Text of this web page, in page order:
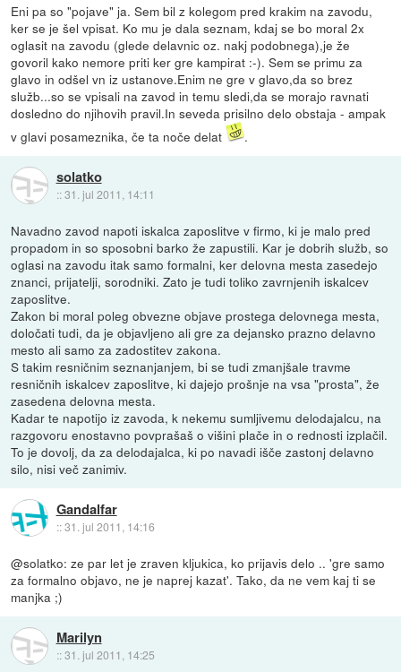
Eni pa so "pojave" ja. Sem bil z kolegom pred krakim na zavodu,
ker se je šel vpisat. Ko mu je dala seznam, kdaj se bo moral 2x
oglasit na zavodu (glede delavnic oz. nakj podobnega),je že
govoril kako nemore priti ker gre kampirat :-). Sem se primu za
glavo in odšel vn iz ustanove.Enim ne gre v glavo,da so brez
služb...so se vpisali na zavod in temu sledi,da se morajo ravnati
dosledno do njihovih pravil.In seveda prisilno delo obstaja - ampak
v glavi posameznika, če ta noče delat
.
solatko
::31. jul 2011, 14:11
Navadno zavod napoti iskalca zaposlitve v firmo, ki je malo pred
propadom in so sposobni barko že zapustili. Kar je dobrih služb, so
oglasi na zavodu itak samo formalni, ker delovna mesta zasedejo
znanci, prijatelji, sorodniki. Zato je tudi toliko zavrnjenih iskalcev
zaposlitve.
Zakon bi moral poleg obvezne objave prostega delovnega mesta,
določati tudi, da je objavljeno ali gre za dejansko prazno delavno
mesto ali samo za zadostitev zakona.
S takim resničnim seznanjanjem, bi se tudi zmanjšale travme
resničnih iskalcev zaposlitve, ki dajejo prošnje na vsa "prosta", že
zasedena delovna mesta.
Kadar te napotijo iz zavoda, k nekemu sumljivemu delodajalcu, na
razgovoru enostavno povprašaš o višini plače in o rednosti izplačil.
To je dovolj, da za delodajalca, ki po navadi išče zastonj delavno
silo, nisi več zanimiv.
Gandalfar
::31. jul 2011, 14:16
@solatko: ze par let je zraven kljukica, ko prijavis delo .. 'gre samo
za formalno objavo, ne je naprej kazat'. Tako, da ne vem kaj ti se
manjka ;)
Marilyn
::31. jul 2011, 14:25